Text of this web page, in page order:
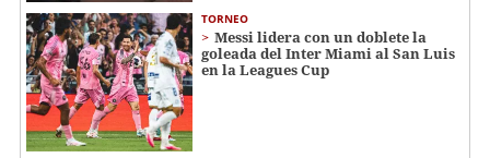
TORNEO
Messi lidera con un doblete la
goleada del Inter Miami al San Luis
en la Leagues Cup